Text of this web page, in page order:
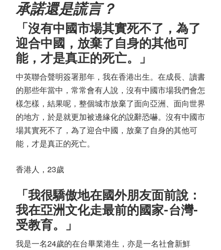
承諾還是謊言？
「沒有中國市場其實死不了，為了
迎合中國，放棄了自身的其他可
能，才是真正的死亡。」
中英聯合聲明簽署那年，我在香港出生。在成長、讀書
的那些年當中，常常會有人說，沒有中國市場我們會怎
樣怎樣，結果呢，整個城市放棄了面向亞洲、面向世界
的地方，於是就更加被邊緣化的說辭恐嚇。沒有中國市
場其實死不了，為了迎合中國，放棄了自身的其他可
能，才是真正的死亡。
香港人，23歲
「我很驕傲地在國外朋友面前說：
我在亞洲文化走最前的國家-台灣-
受教育。」
我是一名24歲的在台畢業港生，亦是一名社會新鮮